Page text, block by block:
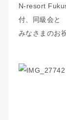
N-resort
付、同級会と
みなさまのお